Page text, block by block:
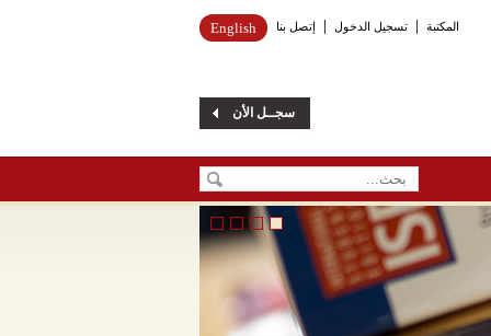
المكتبة تسجيل الدخول إتصل بنا English
سجــل الأن